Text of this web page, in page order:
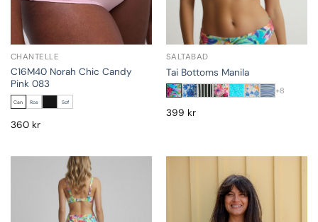
CHANTELLE
C16M40 Norah Chic Candy
Pink 083
Can Ros Sof
360 kr
SALTABAD
Tai Bottoms Manila
+8
399 kr